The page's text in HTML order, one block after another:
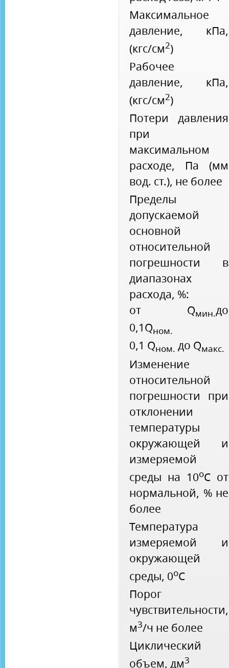
Максимальное
давление, кПа,
(кгс/см2)
Рабочее
давление, кПа,
(кгс/см2)
Потери давления
при
максимальном
расходе, Па (мм
вод. ст.), не более
Пределы
допускаемой
основной
относительной
погрешности в
диапазонах
расхода, %:
от Qмин.до
0,1Qном.
0,1 Qном. до Qмакс.
Изменение
относительной
погрешности при
отклонении
температуры
окружающей и
измеряемой
среды на 10oС от
нормальной, % не
более
Температура
измеряемой и
окружающей
среды, 0oС
Порог
чувствительности,
м3/ч не более
Циклический
объем, дм3